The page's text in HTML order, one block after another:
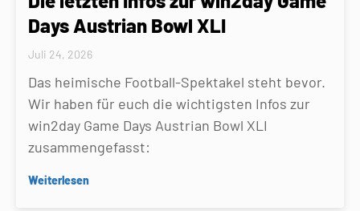
Days Austrian Bowl XLI
Juli 24, 2026
Das heimische Football-Spektakel steht bevor.
Wir haben für euch die wichtigsten Infos zur
win2day Game Days Austrian Bowl XLI
zusammengefasst:
Weiterlesen